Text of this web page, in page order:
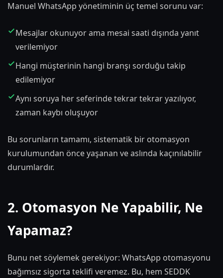
Manuel WhatsApp yönetiminin üç temel sorunu var:
Mesajlar okunuyor ama mesai saati dışında yanıt
verilemiyor
Hangi müşterinin hangi branşı sorduğu takip
edilemiyor
Aynı soruya her seferinde tekrar tekrar yazılıyor,
zaman kaybı oluşuyor
Bu sorunların tamamı, sistematik bir otomasyon
kurulumundan önce yaşanan ve aslında kaçınılabilir
durumlardır.
2. Otomasyon Ne Yapabilir, Ne
Yapamaz?
Bunu net söylemek gerekiyor: WhatsApp otomasyonu
bağımsız sigorta teklifi veremez. Bu, hem SEDDK